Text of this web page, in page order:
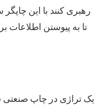
رهبری کنند با این
تا به پیوستن اطلاعات